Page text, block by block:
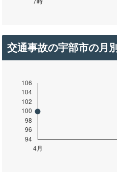
交通事故の宇部市の月